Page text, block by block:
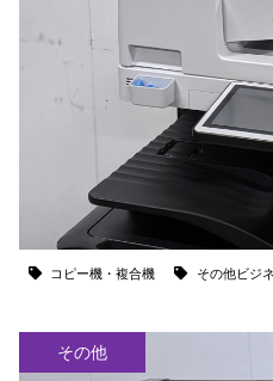
コピー機・複合機 その他ビジ
その他